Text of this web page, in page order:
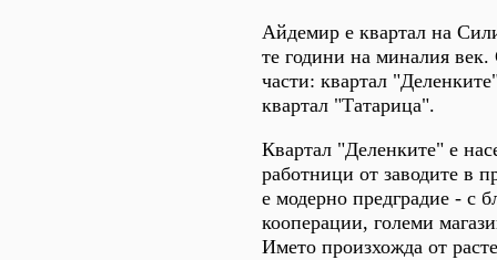
Айдемир е квартал на
те години на миналия век.
части: квартал
квартал "Татарица".
Квартал "Деленките" е
работници от заводите в
е модерно предградие - с
кооперации, големи
Името произхожда от